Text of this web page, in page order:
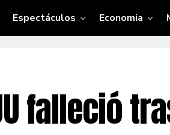
Espectáculos Economia
falleció